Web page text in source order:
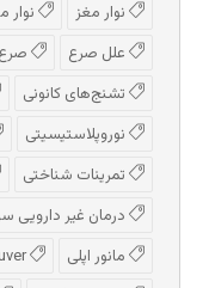
نوار مغز
نوار
علل صرع
تشنج‌های کانونی
نوروپلاستیسیتی
تمرینات شناختی
درمان غیر دارویی
مانور اپلی